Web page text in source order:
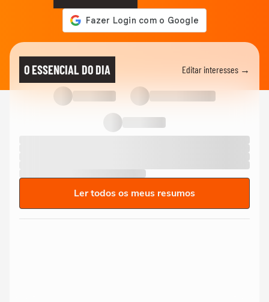
O ESSENCIAL DO DIA Editar interesses →
Ler todos os meus resumos